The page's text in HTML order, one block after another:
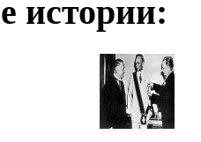
истории: